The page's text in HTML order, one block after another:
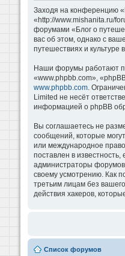
Заходя на конференцию
«http://www.mishanita.ru/
форумами «Блог о
вас об этом, однако с
путешествиях и
Наши форумы работают
«www.phpbb.com»,
www.phpbb.com.
Limited не несёт
информацией о phpBB
Вы соглашаетесь не
сообщений, которые
или международное
поставлен в
администраторы форумов
своему усмотрению. Как
третьим лицам без
действия хакеров,
Список форумов